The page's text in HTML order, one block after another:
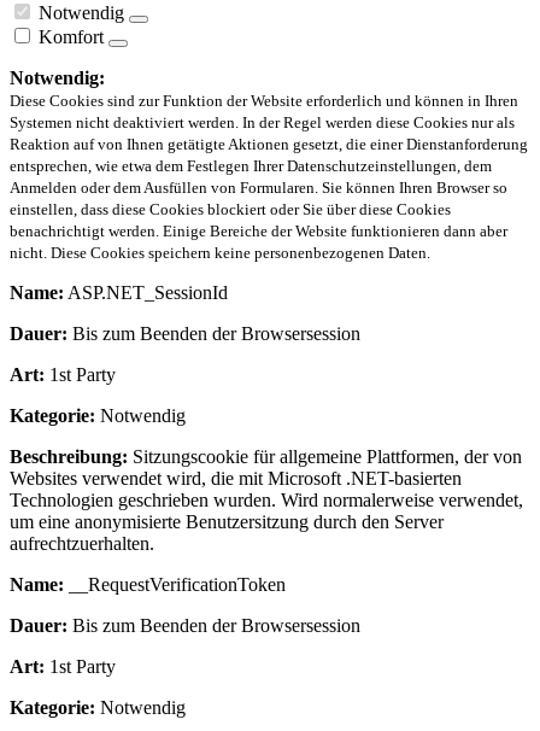
Notwendig
Komfort
Notwendig:
Diese Cookies sind zur Funktion der Website erforderlich und können in Ihren
Systemen nicht deaktiviert werden. In der Regel werden diese Cookies nur als
Reaktion auf von Ihnen getätigte Aktionen gesetzt, die einer Dienstanforderung
entsprechen, wie etwa dem Festlegen Ihrer Datenschutzeinstellungen, dem
Anmelden oder dem Ausfüllen von Formularen. Sie können Ihren Browser so
einstellen, dass diese Cookies blockiert oder Sie über diese Cookies
benachrichtigt werden. Einige Bereiche der Website funktionieren dann aber
nicht. Diese Cookies speichern keine personenbezogenen Daten.
Name: ASP.NET_SessionId
Dauer: Bis zum Beenden der Browsersession
Art: 1st Party
Kategorie: Notwendig
Beschreibung: Sitzungscookie für allgemeine Plattformen, der von
Websites verwendet wird, die mit Microsoft .NET-basierten
Technologien geschrieben wurden. Wird normalerweise verwendet,
um eine anonymisierte Benutzersitzung durch den Server
aufrechtzuerhalten.
Name: __RequestVerificationToken
Dauer: Bis zum Beenden der Browsersession
Art: 1st Party
Kategorie: Notwendig